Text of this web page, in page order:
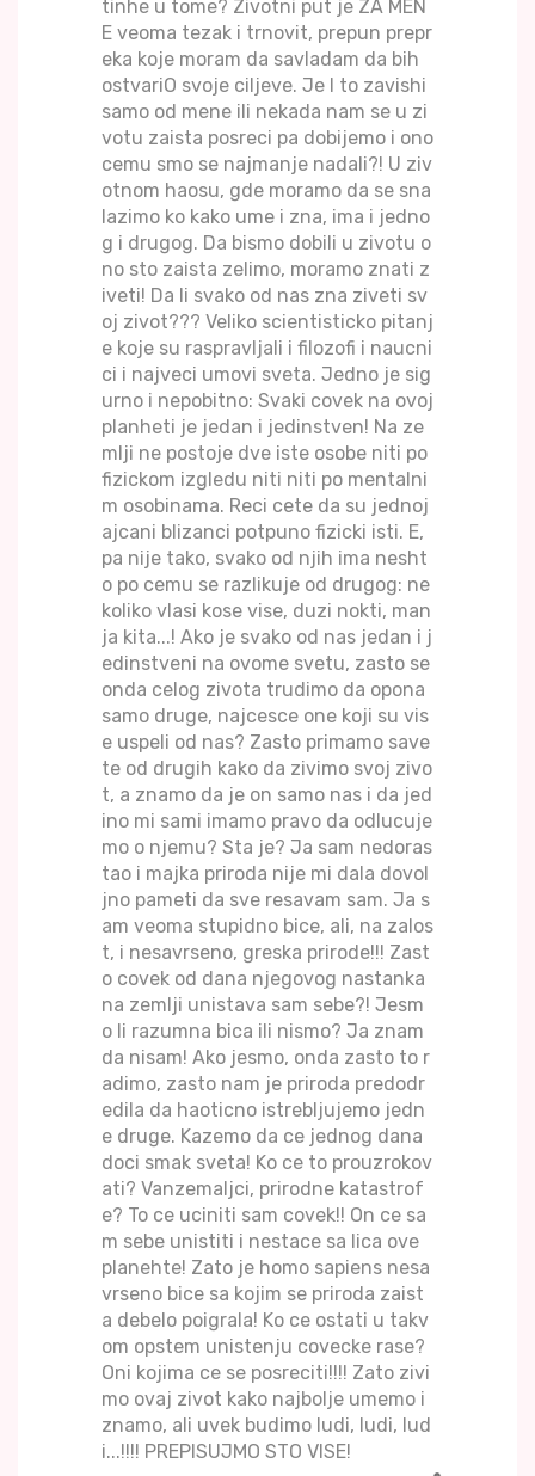
tinhe u tome? Zivotni put je ZA MEN
E veoma tezak i trnovit, prepun prepr
eka koje moram da savladam da bih
ostvariO svoje ciljeve. Je l to zavishi
samo od mene ili nekada nam se u zi
votu zaista posreci pa dobijemo i ono
cemu smo se najmanje nadali?! U ziv
otnom haosu, gde moramo da se sna
lazimo ko kako ume i zna, ima i jedno
g i drugog. Da bismo dobili u zivotu o
no sto zaista zelimo, moramo znati z
iveti! Da li svako od nas zna ziveti sv
oj zivot??? Veliko scientisticko pitanj
e koje su raspravljali i filozofi i naucni
ci i najveci umovi sveta. Jedno je sig
urno i nepobitno: Svaki covek na ovoj
planheti je jedan i jedinstven! Na ze
mlji ne postoje dve iste osobe niti po
fizickom izgledu niti niti po mentalni
m osobinama. Reci cete da su jednoj
ajcani blizanci potpuno fizicki isti. E,
pa nije tako, svako od njih ima nesht
o po cemu se razlikuje od drugog: ne
koliko vlasi kose vise, duzi nokti, man
ja kita...! Ako je svako od nas jedan i j
edinstveni na ovome svetu, zasto se
onda celog zivota trudimo da opona
samo druge, najcesce one koji su vis
e uspeli od nas? Zasto primamo save
te od drugih kako da zivimo svoj zivo
t, a znamo da je on samo nas i da jed
ino mi sami imamo pravo da odlucuje
mo o njemu? Sta je? Ja sam nedoras
tao i majka priroda nije mi dala dovol
jno pameti da sve resavam sam. Ja s
am veoma stupidno bice, ali, na zalos
t, i nesavrseno, greska prirode!!! Zast
o covek od dana njegovog nastanka
na zemlji unistava sam sebe?! Jesm
o li razumna bica ili nismo? Ja znam
da nisam! Ako jesmo, onda zasto to r
adimo, zasto nam je priroda predodr
edila da haoticno istrebljujemo jedn
e druge. Kazemo da ce jednog dana
doci smak sveta! Ko ce to prouzrokov
ati? Vanzemaljci, prirodne katastrof
e? To ce uciniti sam covek!! On ce sa
m sebe unistiti i nestace sa lica ove
planehte! Zato je homo sapiens nesa
vrseno bice sa kojim se priroda zaist
a debelo poigrala! Ko ce ostati u takv
om opstem unistenju covecke rase?
Oni kojima ce se posreciti!!!! Zato zivi
mo ovaj zivot kako najbolje umemo i
znamo, ali uvek budimo ludi, ludi, lud
i...!!!! PREPISUJMO STO VISE!